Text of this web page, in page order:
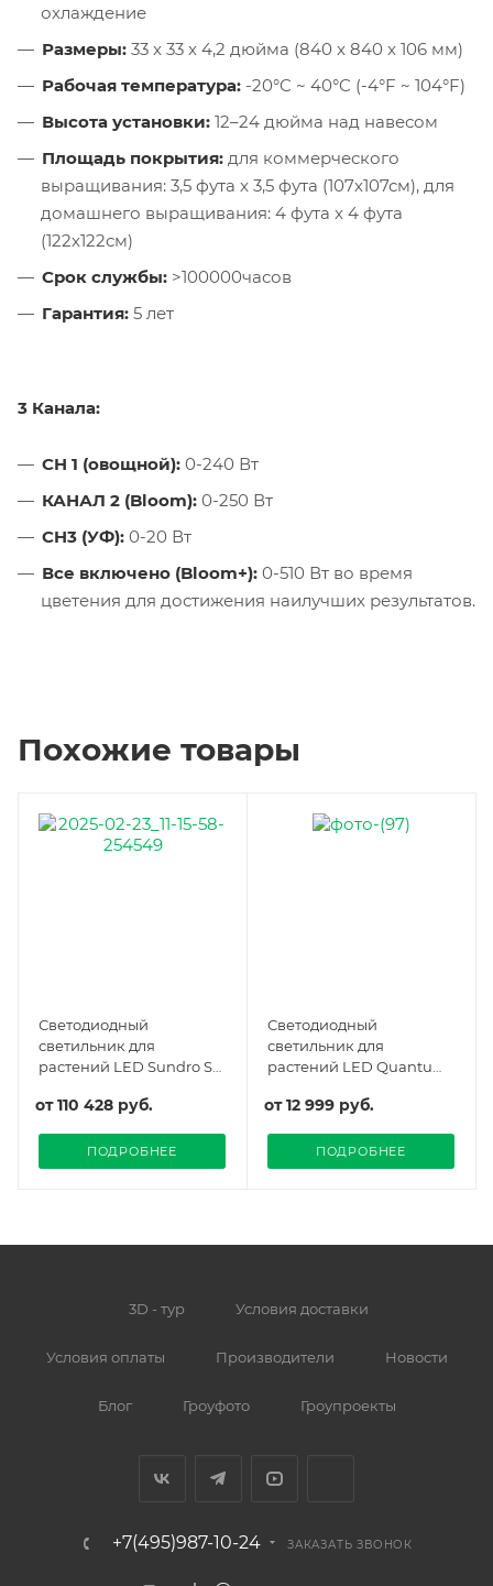
охлаждение
Размеры: 33 x 33 x 4,2 дюйма (840 x 840 x 106 мм)
Рабочая температура: -20°C ~ 40°C (-4°F ~ 104°F)
Высота установки: 12–24 дюйма над навесом
Площадь покрытия: для коммерческого
выращивания: 3,5 фута x 3,5 фута (107х107см), для
домашнего выращивания: 4 фута x 4 фута
(122х122см)
Срок службы: >100000часов
Гарантия: 5 лет
3 Канала:
CH 1 (овощной): 0-240 Вт
КАНАЛ 2 (Bloom): 0-250 Вт
CH3 (УФ): 0-20 Вт
Все включено (Bloom+): 0-510 Вт во время
цветения для достижения наилучших результатов.
Похожие товары
Светодиодный
светильник для
растений LED Sundro S
от110 428 руб.
ПОДРОБНЕЕ
Светодиодный
светильник для
растений LED Quantum
от12 999 руб.
ПОДРОБНЕЕ
3D - тур Условия доставки
Условия оплаты Производители Новости
Блог Гроуфото Гроупроекты
+7(495)987-10-24 ЗАКАЗАТЬ ЗВОНОК